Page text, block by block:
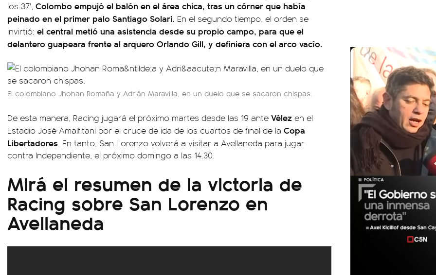
los 37', Colombo empujó el balón en el área chica, tras un córner que había
peinado en el primer palo Santiago Solari. En el segundo tiempo, el orden se
invirtió: el central metió una asistencia desde su propio campo, para que el
delantero guapeara frente al arquero Orlando Gill, y definiera con el arco vacío.
El colombiano Jhohan Romaña y Adrián Maravilla, en un duelo que se sacaron chispas.
De esta manera, Racing jugará el próximo martes desde las 19 ante Vélez en el
Estadio José Amalfitani por el cruce de ida de los cuartos de final de la Copa
Libertadores. En tanto, San Lorenzo volverá a visitar a Avellaneda para jugar
contra Independiente, el próximo domingo a las 14.30.
Mirá el resumen de la victoria de
Racing sobre San Lorenzo en
Avellaneda